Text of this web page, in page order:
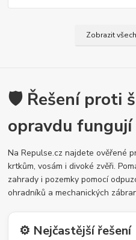
Zobrazit
🛡️ Řešení proti
opravdu fungují
Na Repulse.cz najdete ověřené
krtkům, vosám i divoké zvěři.
zahrady i pozemky pomocí
ohradníků a mechanických
⚙️ Nejčastější řešení